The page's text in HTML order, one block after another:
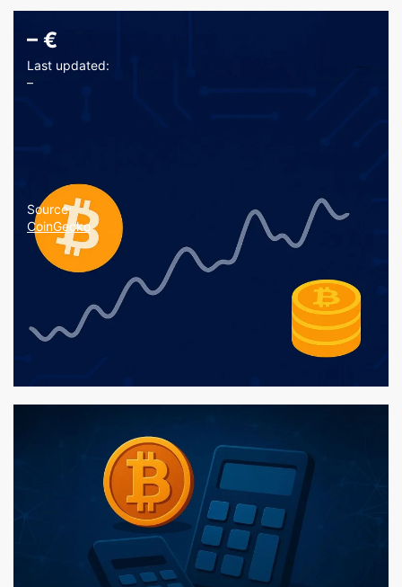
– €
Last updated:
–
Source:
CoinGecko